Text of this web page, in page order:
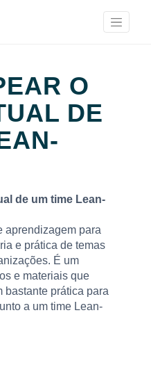
O
DE
de um time Lean-
aprendizagem para
e prática de temas
É um
e materiais que
bastante prática para
a um time Lean-